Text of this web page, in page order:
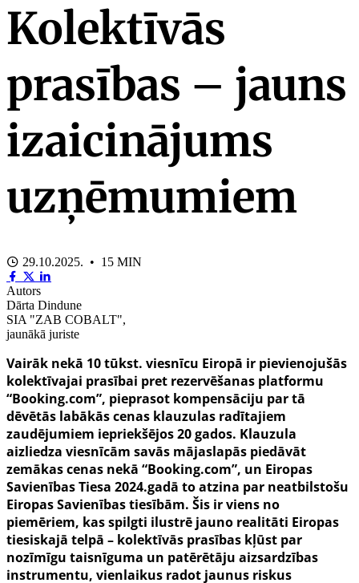
Kolektīvās
prasības – jauns
izaicinājums
uzņēmumiem
29.10.2025. • 15 MIN
Autors
Dārta Dindune
SIA "ZAB COBALT",
jaunākā juriste
Vairāk nekā 10 tūkst. viesnīcu Eiropā ir pievienojušās
kolektīvajai prasībai pret rezervēšanas platformu
“Booking.com”, pieprasot kompensāciju par tā
dēvētās labākās cenas klauzulas radītajiem
zaudējumiem iepriekšējos 20 gados. Klauzula
aizliedza viesnīcām savās mājaslapās piedāvāt
zemākas cenas nekā “Booking.com”, un Eiropas
Savienības Tiesa 2024.gadā to atzina par neatbilstošu
Eiropas Savienības tiesībām. Šis ir viens no
piemēriem, kas spilgti ilustrē jauno realitāti Eiropas
tiesiskajā telpā – kolektīvās prasības kļūst par
nozīmīgu taisnīguma un patērētāju aizsardzības
instrumentu, vienlaikus radot jaunus riskus